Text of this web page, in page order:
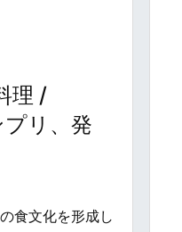
理 /
リ、発
食文化を形成し